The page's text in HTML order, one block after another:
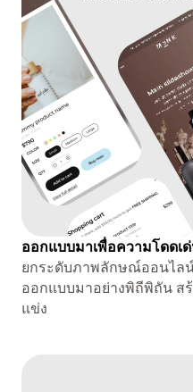
ออกแบบมาเพื่อความโดดเ
ยกระดับภาพลักษณ์ออนไล
ออกแบบมาอย่างพิถีพิถัน ส
แข่ง